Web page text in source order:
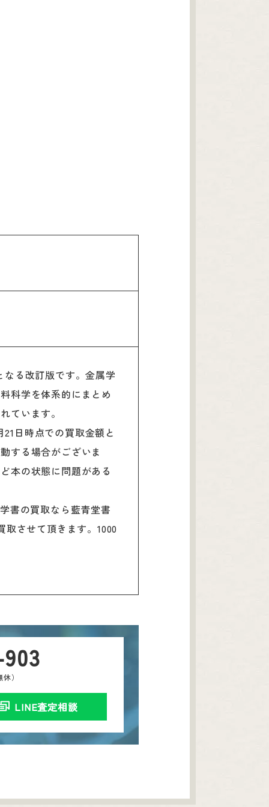
なる改訂版です。金属学
科学を体系的にまとめ
ています。
日時点での買取金額と
する場合がございま
本の状態に問題がある
書の買取なら藍青堂書
させて頂きます。1000
）
LINE査定相談